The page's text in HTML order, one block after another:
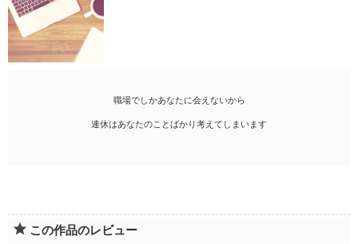
職場でしかあなたに会えないから
連休はあなたのことばかり考えてしまいます
この作品のレビュー